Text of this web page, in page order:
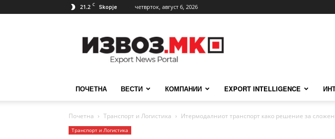
21.2 C Skopje четврток, август 6, 2026
ПОЧЕТНА ВЕСТИ КОМПАНИИ EXPORT INTELLIGENCE
Почетна Транспорт и Логистика Итермодалниот транспорт како решение за
Транспорт и Логистика